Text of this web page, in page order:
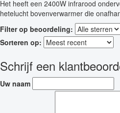
Het heeft een 2400W infrarood
hetelucht bovenverwarmer die
Filter op beoordeling:
Sorteren op:
Schrijf een
Uw naam